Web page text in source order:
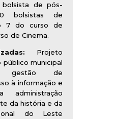
bolsista de pós-
bolsistas de
7 do curso de
de Cinema.
Projeto
público municipal
gestão de
à informação e
administração
da história e da
do Leste